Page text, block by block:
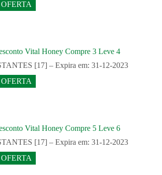
Vital Honey Compre 3 Leve 4
[17] – Expira em: 31-12-2023
Vital Honey Compre 5 Leve 6
[17] – Expira em: 31-12-2023